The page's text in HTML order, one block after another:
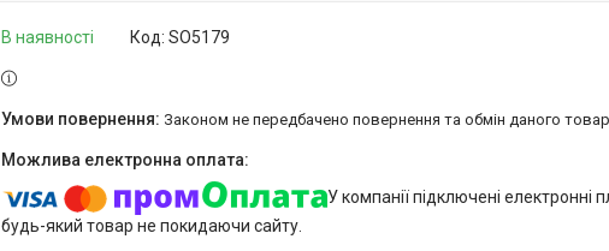
В наявності Код: SO5179
Законом не передбачено повернення та обмін даного
У компанії підключені
будь-який товар не покидаючи сайту.